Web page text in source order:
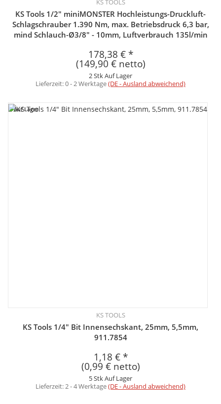
KS TOOLS
KS Tools 1/2" miniMONSTER Hochleistungs-Druckluft-
Schlagschrauber 1.390 Nm, max. Betriebsdruck 6,3 bar,
mind Schlauch-Ø3/8" - 10mm, Luftverbrauch 135l/min
178,38 € *
(149,90 € netto)
2 Stk Auf Lager
Lieferzeit:0 - 2 Werktage(DE - Ausland abweichend)
Auf Lager
KS TOOLS
KS Tools 1/4" Bit Innensechskant, 25mm, 5,5mm,
911.7854
1,18 € *
(0,99 € netto)
5 Stk Auf Lager
Lieferzeit:2 - 4 Werktage(DE - Ausland abweichend)